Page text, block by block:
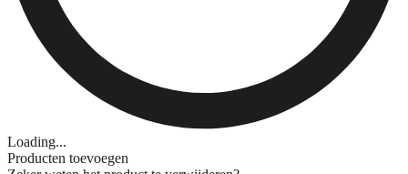
Loading...
Producten toevoegen